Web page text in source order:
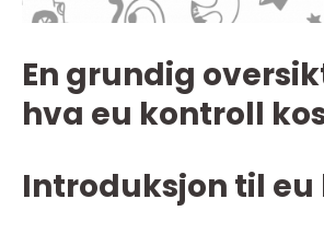
En grundig
hva eu kontroll
Introduksjon til